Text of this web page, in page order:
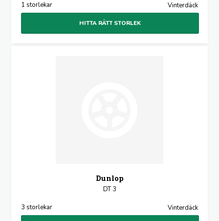
1 storlekar Vinterdäck
HITTA RÄTT STORLEK
Dunlop
DT 3
3 storlekar Vinterdäck